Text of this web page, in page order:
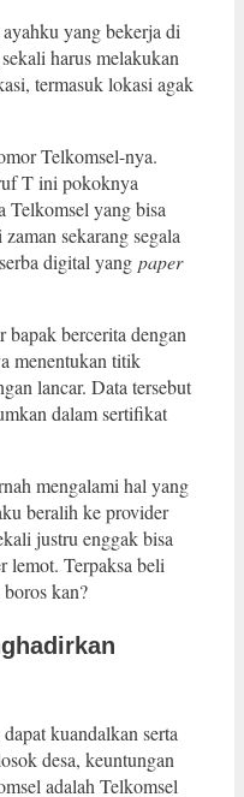
yang bekerja di
harus melakukan
termasuk lokasi agak
Telkomsel-nya.
T ini pokoknya
Telkomsel yang bisa
sekarang segala
digital yang paper
bapak bercerita dengan
menentukan titik
lancar. Data tersebut
dalam sertifikat
mengalami hal yang
beralih ke provider
justru enggak bisa
lemot. Terpaksa beli
kan?
kuandalkan serta
desa, keuntungan
adalah Telkomsel